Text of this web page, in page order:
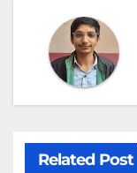
Related Post